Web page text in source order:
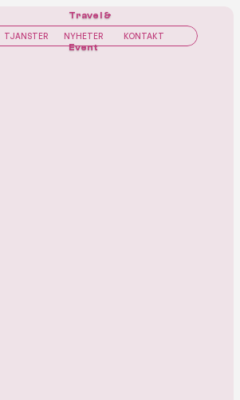
Travel &
Event
TJÄNSTER
TJÄNSTER
NYHETER
NYHETER
KONTAKT
KONTAKT